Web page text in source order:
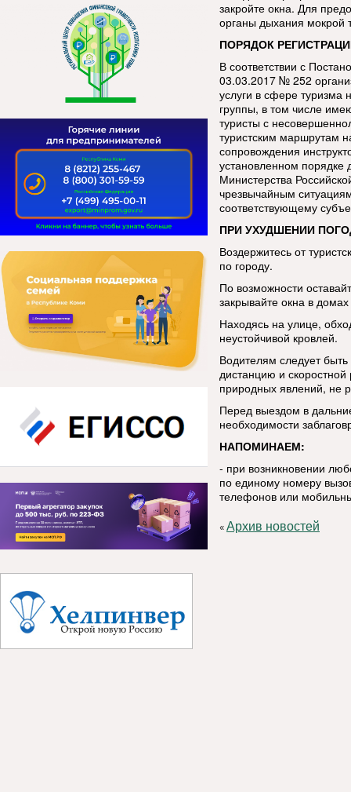
закройте окна. Для
органы дыхания мокрой
ПОРЯДОК
В соответствии с
03.03.2017 № 252
услуги в сфере туризма
группы, в том числе
туристы с
туристским маршрутам
сопровождения
установленном
Министерства
чрезвычайным
соответствующему
ПРИ УХУДШЕНИИ
Воздержитесь от
по городу.
По возможности
закрывайте окна в
Находясь на улице,
неустойчивой кровлей.
Водителям следует
дистанцию и
природных явлений, не
Перед выездом в
необходимости
НАПОМИНАЕМ:
- при возникновении
по единому номеру
телефонов или
«Архив новостей